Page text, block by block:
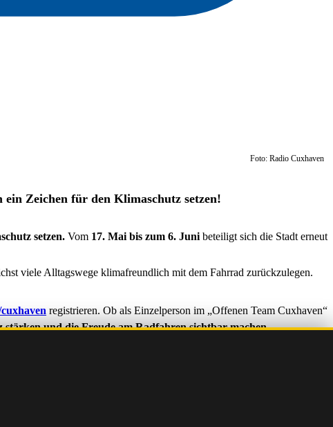
Foto: Radio Cuxhaven
Zeichen für den Klimaschutz setzen!
setzen. Vom 17. Mai bis zum 6. Juni beteiligt sich die Stadt erneut
viele Alltagswege klimafreundlich mit dem Fahrrad zurückzulegen.
registrieren. Ob als Einzelperson im „Offenen Team Cuxhaven“
stärken und die Freude am Radfahren sichtbar machen.